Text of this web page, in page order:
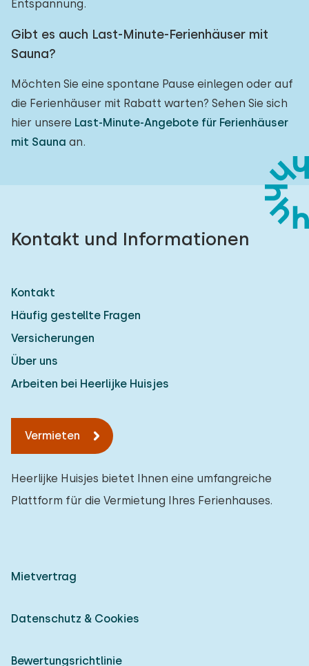
Entspannung.
Gibt es auch Last-Minute-Ferienhäuser mit
Sauna?
Möchten Sie eine spontane Pause einlegen oder auf
die Ferienhäuser mit Rabatt warten? Sehen Sie sich
hier unsere Last-Minute-Angebote für Ferienhäuser
mit Sauna an.
Kontakt und Informationen
Kontakt
Häufig gestellte Fragen
Versicherungen
Über uns
Arbeiten bei Heerlijke Huisjes
Vermieten
Heerlijke Huisjes bietet Ihnen eine umfangreiche
Plattform für die Vermietung Ihres Ferienhauses.
Mietvertrag
Datenschutz & Cookies
Bewertungsrichtlinie